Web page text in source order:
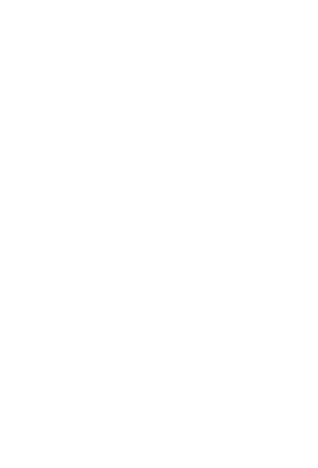
- Un subiect foarte
războiului și are și un
acum se renovează
Un subiect dureros
o dilemă pentru
Atât Ucraina cât și
Federației Ruse. Iar în
așa cum ne arată și